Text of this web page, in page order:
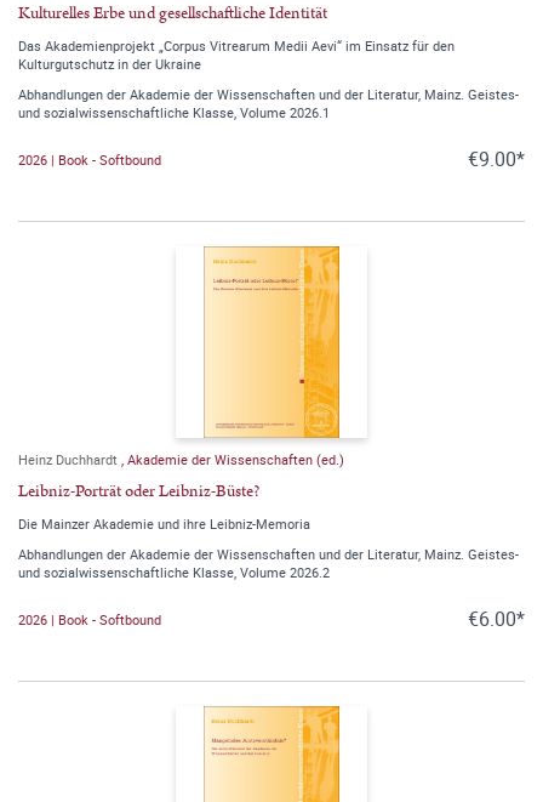
Kulturelles Erbe und gesellschaftliche Identität
Das Akademienprojekt „Corpus Vitrearum Medii Aevi“ im Einsatz für den
Kulturgutschutz in der Ukraine
Abhandlungen der Akademie der Wissenschaften und der Literatur, Mainz. Geistes-
und sozialwissenschaftliche Klasse, Volume 2026.1
2026 | Book - Softbound €9.00*
Heinz Duchhardt , Akademie der Wissenschaften (ed.)
Leibniz-Porträt oder Leibniz-Büste?
Die Mainzer Akademie und ihre Leibniz-Memoria
Abhandlungen der Akademie der Wissenschaften und der Literatur, Mainz. Geistes-
und sozialwissenschaftliche Klasse, Volume 2026.2
2026 | Book - Softbound €6.00*